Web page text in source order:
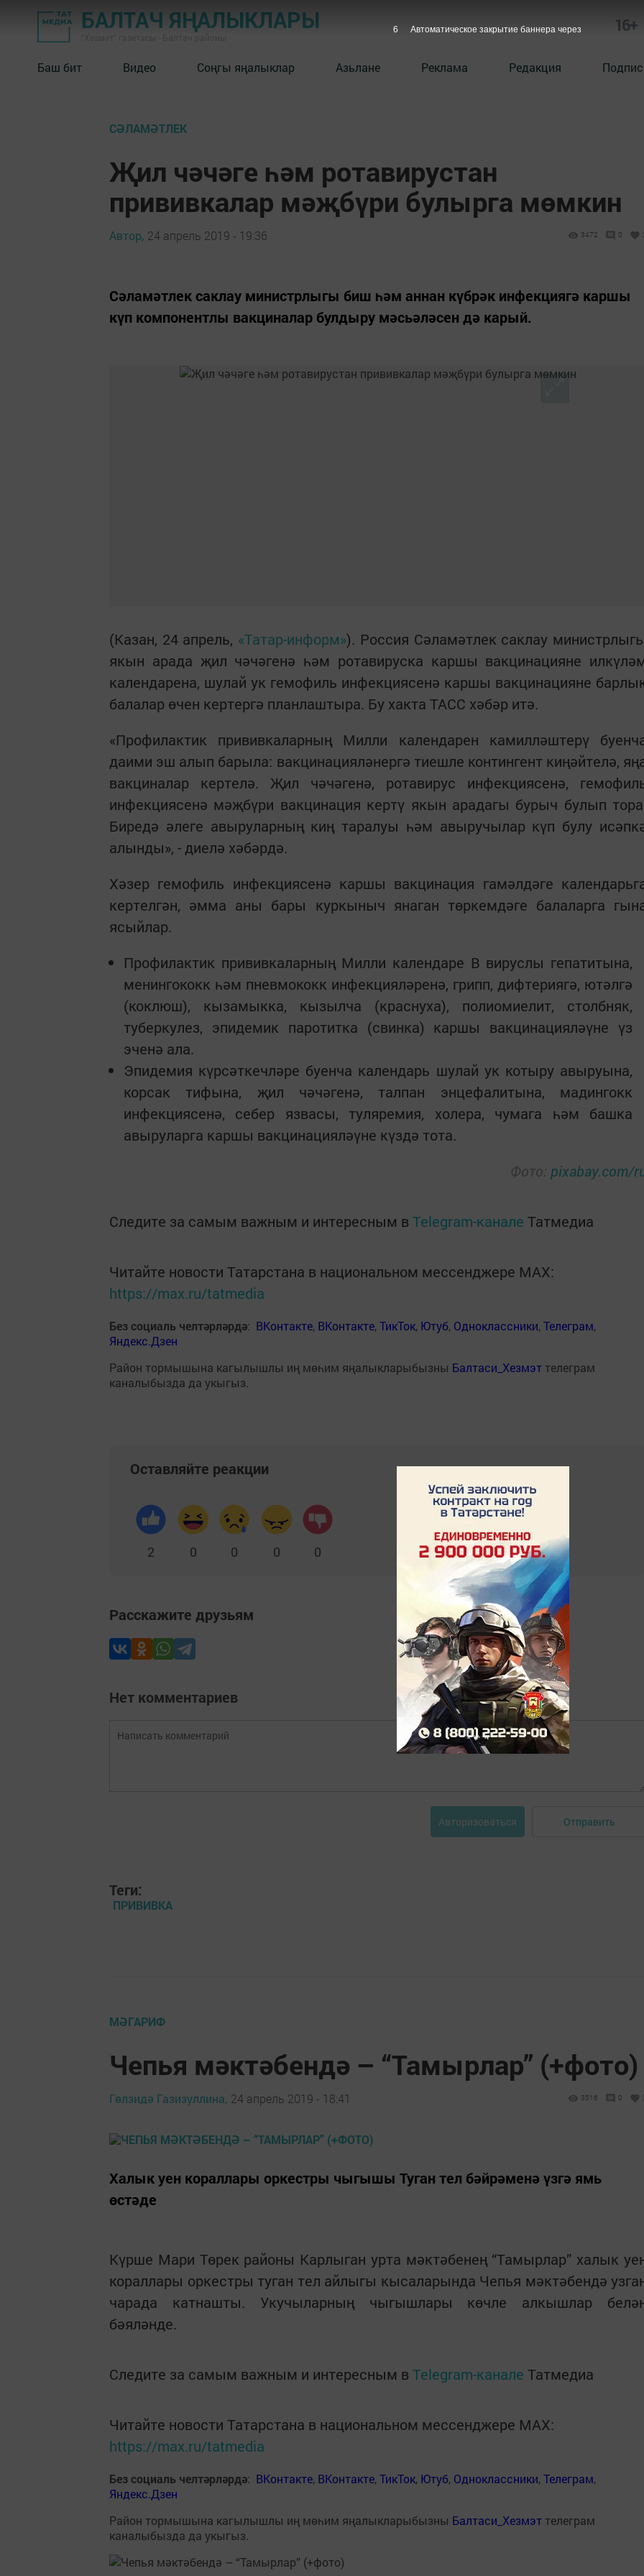
БАЛТАЧ ЯҢАЛЫКЛАРЫ 16+
Баш бит Видео Соңгы яңалыклар Азьлане Реклама Редакция
СӘЛАМӘТЛЕК
Җил чәчәге һәм ротавирустан
прививкалар мәҗбүри булырга мөмкин
Автор, 24 апрель 2019 - 19:36 3472 0
Сәламәтлек саклау министрлыгы биш һәм аннан күбрәк инфекциягә каршы
күп компонентлы вакциналар булдыру мәсьәләсен дә карый.
(Казан, 24 апрель, «Татар-информ»). Россия Сәламәтлек саклау
якын арада җил чәчәгенә һәм ротавируска каршы вакцинацияне
календарена, шулай ук гемофиль инфекциясенә каршы вакцинацияне
балалар өчен кертергә планлаштыра. Бу хакта ТАСС хәбәр итә.
«Профилактик прививкаларның Милли календарен камилләштерү
даими эш алып барыла: вакцинацияләнергә тиешле контингент киңәйтелә,
вакциналар кертелә. Җил чәчәгенә, ротавирус инфекциясенә,
инфекциясенә мәҗбүри вакцинация кертү якын арадагы бурыч булып
Биредә әлеге авыруларның киң таралуы һәм авыручылар күп булу
алынды», - диелә хәбәрдә.
Хәзер гемофиль инфекциясенә каршы вакцинация гамәлдәге
кертелгән, әмма аны бары куркыныч янаган төркемдәге балаларга
ясыйлар.
Профилактик прививкаларның Милли календаре В вируслы гепатитына,
менингококк һәм пневмококк инфекцияләренә, грипп, дифтериягә, ютәлгә
(коклюш), кызамыкка, кызылча (краснуха), полиомиелит, столбняк,
туберкулез, эпидемик паротитка (свинка) каршы вакцинацияләүне үз
эченә ала.
Эпидемия күрсәткечләре буенча календарь шулай ук котыру авыруына,
корсак тифына, җил чәчәгенә, талпан энцефалитына, мадингокк
инфекциясенә, себер язвасы, туляремия, холера, чумага һәм башка
авыруларга каршы вакцинацияләүне күздә тота.
Фото: pixabay.com/
Следите за самым важным и интересным в Telegram-канале Татмедиа
Читайте новости Татарстана в национальном мессенджере MАХ:
https://max.ru/tatmedia
Без социаль челтәрләрдә: ВКонтакте, ВКонтакте,ТикТок, Ютуб, Одноклассники,Телеграм,
Яндекс.Дзен
Район тормышына кагылышлы иң мөһим яңалыкларыбызны Балтаси_Хезмэт телеграм
каналыбызда да укыгыз.
Оставляйте реакции
2 0 0 0 0
Расскажите друзьям
Нет комментариев
Авторизоваться Отправить
Теги:
ПРИВИВКА
МӘГАРИФ
Чепья мәктәбендә – “Тамырлар” (+фото)
Гөлзидә Газизуллина, 24 апрель 2019 - 18:41 3516 0
Халык уен кораллары оркестры чыгышы Туган тел бәйрәменә үзгә ямь
өстәде
Күрше Мари Төрек районы Карлыган урта мәктәбенең “Тамырлар” халык
кораллары оркестры туган тел айлыгы кысаларында Чепья мәктәбендә
чарада катнашты. Укучыларның чыгышлары көчле алкышлар
бәяләнде.
Следите за самым важным и интересным в Telegram-канале Татмедиа
Читайте новости Татарстана в национальном мессенджере MАХ:
https://max.ru/tatmedia
Без социаль челтәрләрдә: ВКонтакте, ВКонтакте,ТикТок, Ютуб, Одноклассники,Телеграм,
Яндекс.Дзен
Район тормышына кагылышлы иң мөһим яңалыкларыбызны Балтаси_Хезмэт телеграм
каналыбызда да укыгыз.
5 Автоматическое закрытие баннера через